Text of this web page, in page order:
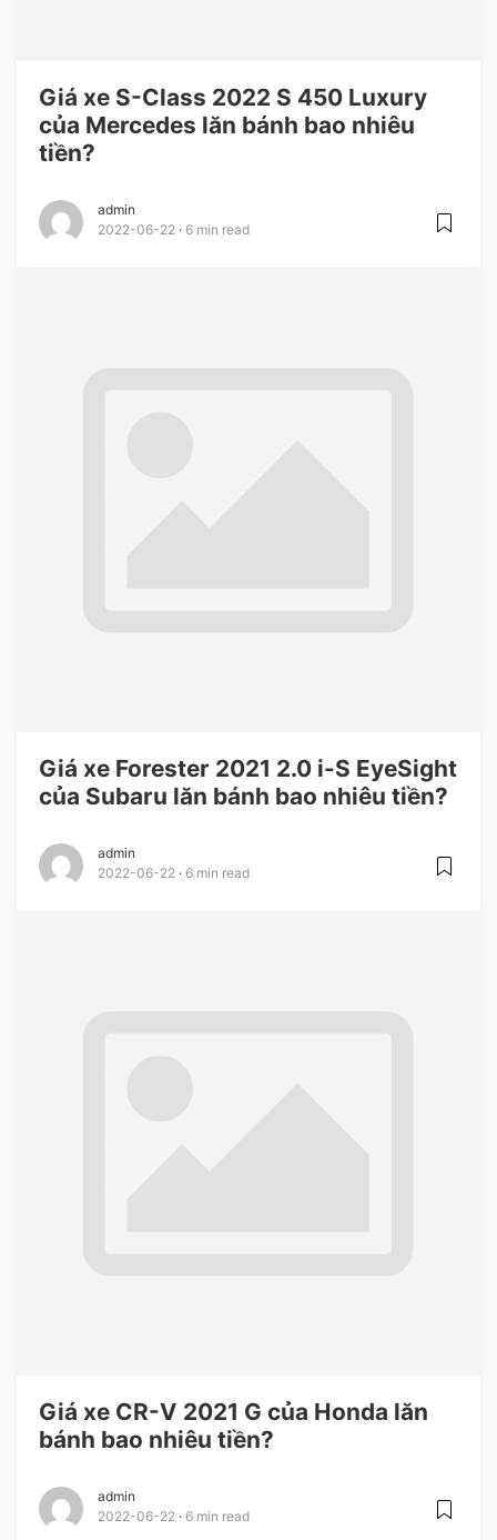
Giá xe S-Class 2022 S 450 Luxury
của Mercedes lăn bánh bao nhiêu
tiền?
admin
2022-06-22
6 min read
Giá xe Forester 2021 2.0 i-S EyeSight
của Subaru lăn bánh bao nhiêu tiền?
admin
2022-06-22
6 min read
Giá xe CR-V 2021 G của Honda lăn
bánh bao nhiêu tiền?
admin
2022-06-22
6 min read